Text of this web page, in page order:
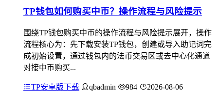
TP钱包如何购买中币？操作流程与风险提示
围绕TP钱包购买中币的操作流程与风险提示展开，操作
流程核心为：先下载安装TP钱包，创建或导入助记词完
成初始设置，通过钱包内的法币交易区或去中心化通道
对接中币购买...
TP安卓版下载 qbadmin 984 2026-08-06